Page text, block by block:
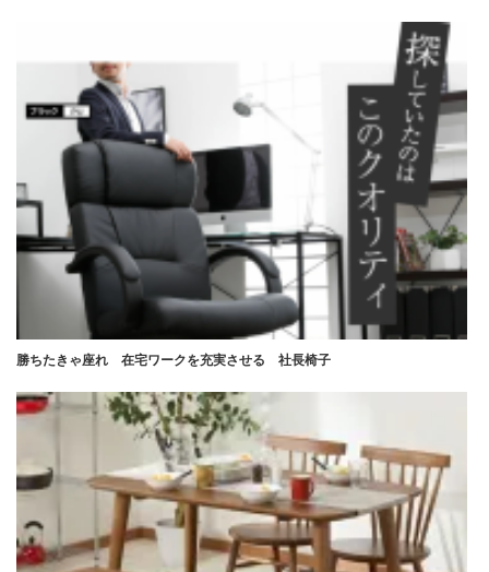
勝ちたきゃ座れ 在宅ワークを充実させる 社長椅子